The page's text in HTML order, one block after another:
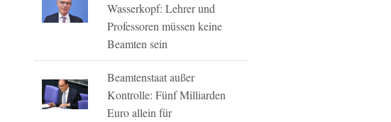
Wasserkopf: Lehrer und
Professoren müssen keine
Beamten sein
Beamtenstaat außer
Kontrolle: Fünf Milliarden
Euro allein für